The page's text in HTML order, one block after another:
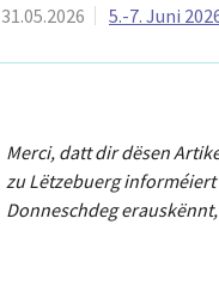
31.05.2026
5.-7. Juni
Merci, dattdir dësen
zu Lëtzebuerg
Donneschdeg